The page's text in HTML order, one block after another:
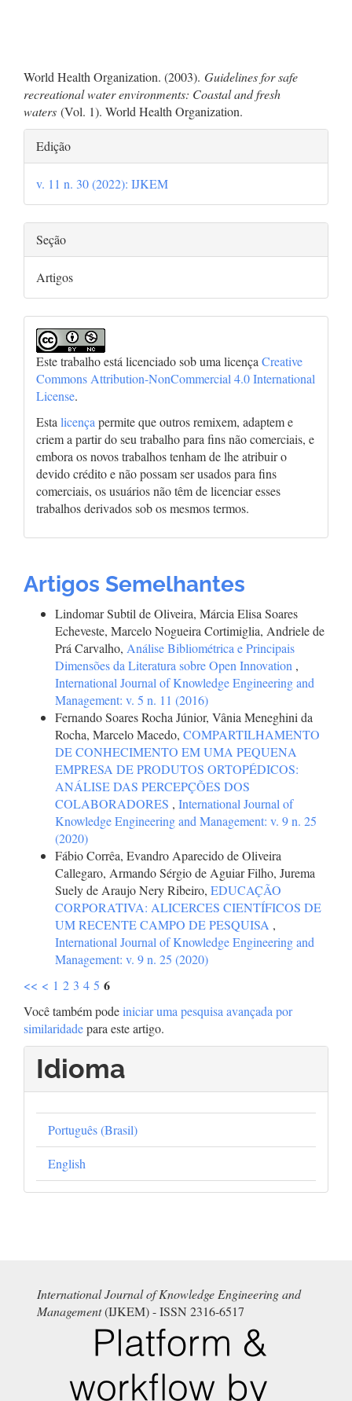
World Health Organization. (2003). Guidelines for safe
recreational water environments: Coastal and fresh
waters (Vol. 1). World Health Organization.
Detalhes
do
artigo
Edição
v. 11 n. 30 (2022): IJKEM
Seção
Artigos
Este trabalho está licenciado sob uma licença Creative
Commons Attribution-NonCommercial 4.0 International
License.
Esta licença permite que outros remixem, adaptem e
criem a partir do seu trabalho para fins não comerciais, e
embora os novos trabalhos tenham de lhe atribuir o
devido crédito e não possam ser usados para fins
comerciais, os usuários não têm de licenciar esses
trabalhos derivados sob os mesmos termos.
Artigos Semelhantes
Lindomar Subtil de Oliveira, Márcia Elisa Soares
Echeveste, Marcelo Nogueira Cortimiglia, Andriele de
Prá Carvalho, Análise Bibliométrica e Principais
Dimensões da Literatura sobre Open Innovation ,
International Journal of Knowledge Engineering and
Management: v. 5 n. 11 (2016)
Fernando Soares Rocha Júnior, Vânia Meneghini da
Rocha, Marcelo Macedo, COMPARTILHAMENTO
DE CONHECIMENTO EM UMA PEQUENA
EMPRESA DE PRODUTOS ORTOPÉDICOS:
ANÁLISE DAS PERCEPÇÕES DOS
COLABORADORES , International Journal of
Knowledge Engineering and Management: v. 9 n. 25
(2020)
Fábio Corrêa, Evandro Aparecido de Oliveira
Callegaro, Armando Sérgio de Aguiar Filho, Jurema
Suely de Araujo Nery Ribeiro, EDUCAÇÃO
CORPORATIVA: ALICERCES CIENTÍFICOS DE
UM RECENTE CAMPO DE PESQUISA ,
International Journal of Knowledge Engineering and
Management: v. 9 n. 25 (2020)
<< < 1 2 3 4 5 6
Você também podeiniciar uma pesquisa avançada por
similaridadepara este artigo.
Idioma
Português (Brasil)
English
International Journal of Knowledge Engineering and
Management(IJKEM) - ISSN 2316-6517